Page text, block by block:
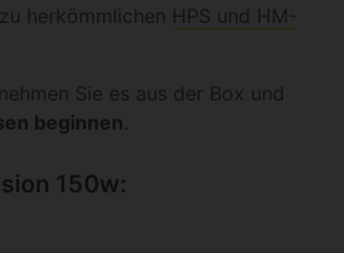
herkömmlichen HPS und HM-
Sie es aus der Box und
beginnen
150w: